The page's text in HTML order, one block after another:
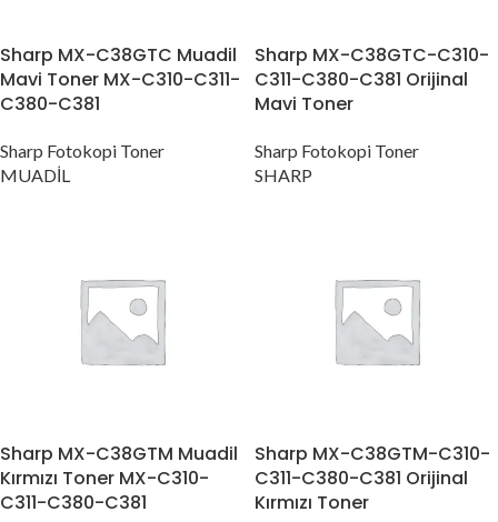
Sharp MX-C38GTC Muadil
Mavi Toner MX-C310-C311-
C380-C381
Sharp Fotokopi Toner
MUADİL
Sharp MX-C38GTC-C310-
C311-C380-C381 Orijinal
Mavi Toner
Sharp Fotokopi Toner
SHARP
Sharp MX-C38GTM Muadil
Kırmızı Toner MX-C310-
C311-C380-C381
Sharp MX-C38GTM-C310-
C311-C380-C381 Orijinal
Kırmızı Toner